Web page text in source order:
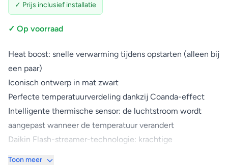
✓ Prijs inclusief installatie
✓ Op voorraad
Heat boost: snelle verwarming tijdens opstarten (alleen bij
een paar)
Iconisch ontwerp in mat zwart
Perfecte temperatuurverdeling dankzij Coanda-effect
Intelligente thermische sensor: de luchtstroom wordt
aangepast wanneer de temperatuur verandert
Daikin Flash-streamer-technologie: krachtige
Toon meer